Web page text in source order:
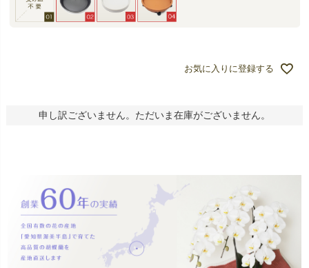
お気に入りに登録する
申し訳ございません。ただいま在庫がございません。